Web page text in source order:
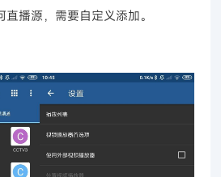
播源，需要自定义添加。